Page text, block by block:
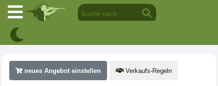
neues Angebot einstellen Verkaufs-Regeln